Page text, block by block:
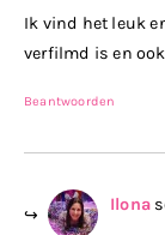
Ik vind het leuk
verfilmd is en
Beantwoorden
Ilona